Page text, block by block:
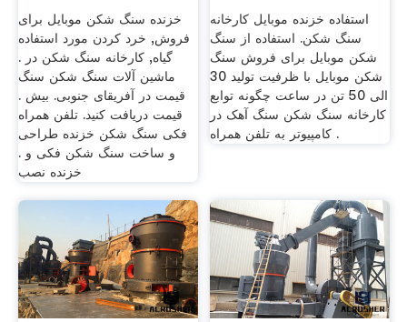
خزنده سنگ شکن موبایل برای
فروش, خرد کردن مورد استفاده
گیاه, کارخانه سنگ شکن در .
ماشین آلات سنگ شکن سنگ
قیمت در آفریقای جنوبی. بیش .
قیمت دریافت کنید. تلفن همراه
فکی سنگ شکن خزنده طراحی
و ساخت سنگ شکن فکی و .
خزنده نصب
استفاده خزنده موبایل کارخانه
سنگ شکن. استفاده از سنگ
شکن موبایل برای فروش سنگ
شکن موبایل با ظرفیت تولید 30
الی 50 تن در ساعت چگونه توابع
کارخانه سنگ شکن سنگ آهک در
کامپیوتر به تلفن همراه .